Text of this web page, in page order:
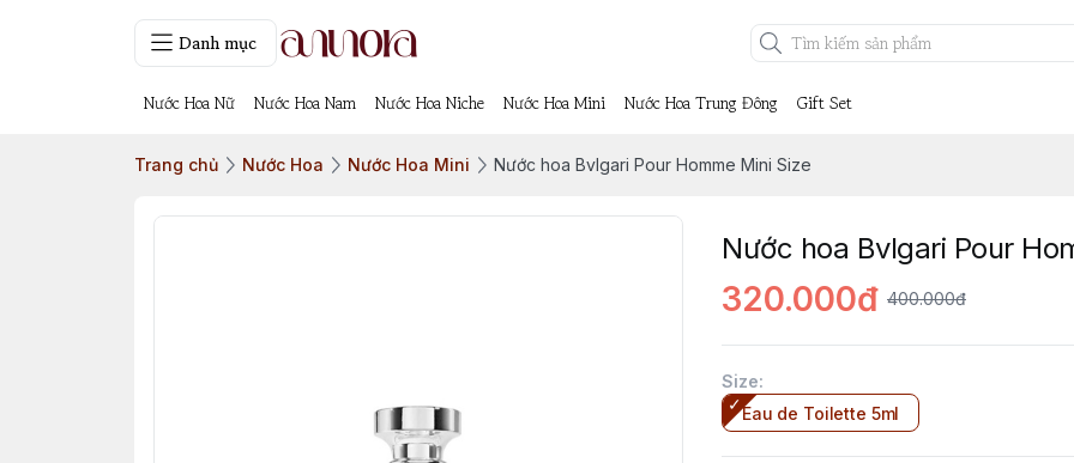
Danh mục
Nước Hoa Nữ Nước Hoa Nam Nước Hoa Niche Nước Hoa Mini Nước Hoa Trung Đông Gift Set
Trang chủ Nước Hoa Nước Hoa Mini Nước hoa Bvlgari Pour Homme Mini Size
Nước hoa Bvlgari Pour
320.000đ 400.000đ
Size:
Eau de Toilette 5ml